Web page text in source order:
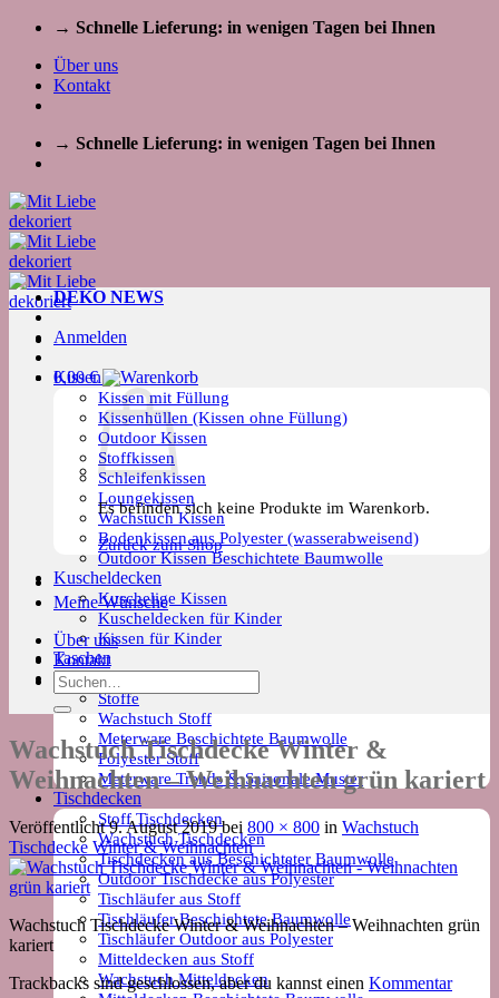
Zum
springen
→ Schnelle Lieferung: in wenigen Tagen bei Ihnen
Über uns
Kontakt
→ Schnelle Lieferung: in wenigen Tagen bei Ihnen
Kissen
Kissen mit Füllung
Kissenhüllen (Kissen ohne Füllung)
Outdoor Kissen
Stoffkissen
Schleifenkissen
Loungekissen
Wachstuch Kissen
Bodenkissen aus Polyester (wasserabweisend)
Outdoor Kissen Beschichtete Baumwolle
Kuscheldecken
Kuschelige Kissen
Kuscheldecken für Kinder
Kissen für Kinder
Taschen
Meterware
Stoffe
Wachstuch Stoff
Meterware Beschichtete Baumwolle
Polyester Stoff
Meterware Trends & Saisonale Muster
Tischdecken
Stoff Tischdecken
Wachstuch Tischdecken
Tischdecken aus Beschichteter Baumwolle
Outdoor Tischdecke aus Polyester
Tischläufer aus Stoff
Tischläufer Beschichtete Baumwolle
Tischläufer Outdoor aus Polyester
Mitteldecken aus Stoff
Wachstuch Mitteldecken
DEKO NEWS
Anmelden
0,00€
Es befinden sich keine Produkte im Warenkorb.
Zurück zum Shop
Meine Wünsche
Über uns
Kontakt
Suchen
nach:
Wachstuch Tischdecke Winter &
Weihnachten – Weihnachten grün kariert
Veröffentlicht9. August 2019bei 800 × 800 in Wachstuch
Tischdecke Winter & Weihnachten
Wachstuch Tischdecke Winter & Weihnachten – Weihnachten grün
kariert
Trackbacks sind geschlossen, aber du kannst einen Kommentar